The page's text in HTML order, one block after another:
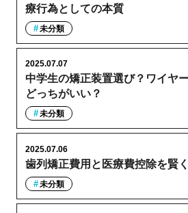
療行為としての本質
未分類
中学生の矯正装置選び？ワイヤ
どっちがいい？
2025.07.07
未分類
歯列矯正費用と医療費控除を賢
2025.07.06
未分類